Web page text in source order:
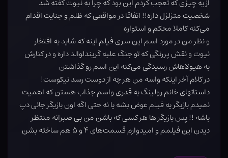
از یه چیزی که تعجب کردم این بود که چرا به نیوت گفته شد
شخصیت متزلزل داره!! اتفاقا در مواقعی که ظلم و جنایت اقدام
می‌کنه کاملا محکم و استواره
و نظر من در مورد اسم این سری فیلم اینه که شاید به افتخار
نیوت و نقش پررنگی که تو جنگ علیه گریندلوالد داره و در کنارش
به هیولاهاش رسیدگی می‌کنه این اسم رو گذاشتن
در کلام آخر اینکه واسه من هر چه از دوست رسد نیکوست!
داستاتهای خانم رولینگ به قدری واسم جذاب هستن که اهمیت
نمیدم بازیگر یه فیلم عوض بشه یا نه حتی اگه اون بازیگر جانی دپ
باشه !! پس بازیگر ها هر کسی که باشن من بی صبرانه منتظر
دیدن این فیلمم و امیدوارم قسمت‌های ۴ و ۵ هم ساخته بشن